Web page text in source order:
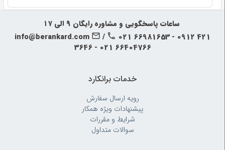
‍‍ ساعات پاسخگویی و مشاوره رایگان ۹ الی ۱۷
info@berankard.com
/
021 66981653 - 0912 421
3646 - 021 66404766
خدمات برانکارد
رویه‌ ارسال سفارش
پیشنهادات ویژه همکار
شرایط و مقررات
سوالات متداول